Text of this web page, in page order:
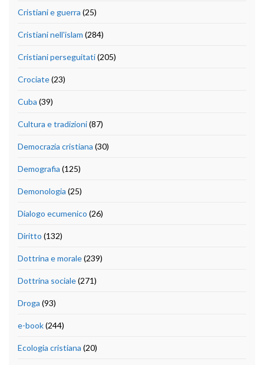
Cristiani e guerra (25)
Cristiani nell'islam (284)
Cristiani perseguitati(205)
Crociate(23)
Cuba (39)
Cultura e tradizioni(87)
Democrazia cristiana (30)
Demografia (125)
Demonologia (25)
Dialogo ecumenico (26)
Diritto (132)
Dottrina e morale(239)
Dottrina sociale(271)
Droga (93)
e-book(244)
Ecologia cristiana (20)